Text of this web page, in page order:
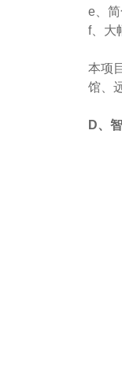
e、
f、大
本项
馆、
D、